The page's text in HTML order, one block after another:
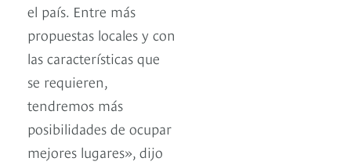
el país. Entre más
propuestas locales y con
las características que
se requieren,
tendremos más
posibilidades de ocupar
mejores lugares», dijo